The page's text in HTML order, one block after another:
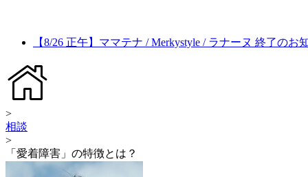
【8/26 正午】ママテナ / Merkystyle / ラナーヌ 終了のお
>
相談
>
「愛着障害」の特徴とは？